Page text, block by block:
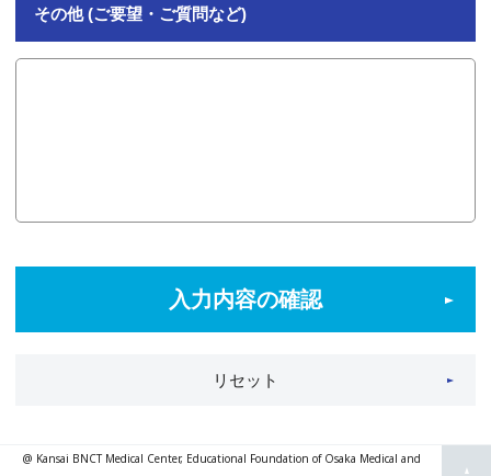
その他 (ご要望・ご質問など)
入力内容の確認
リセット
@ Kansai BNCT Medical Center, Educational Foundation of Osaka Medical and